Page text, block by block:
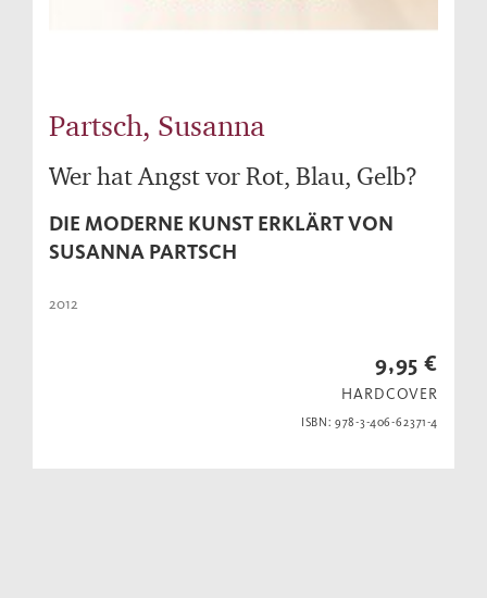
Partsch, Susanna
Wer hat Angst vor Rot, Blau, Gelb?
DIE MODERNE KUNST ERKLÄRT VON
SUSANNA PARTSCH
2012
9,95 €
HARDCOVER
ISBN: 978-3-406-62371-4